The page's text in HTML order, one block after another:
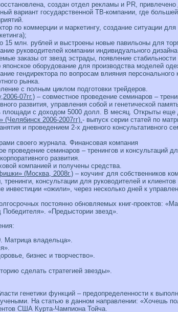
создан отдел рекламы и PR,
вариант государственной ТВ-компании, где
по коммерции и маркетингу, создание ситуации
15 млн. рублей и выстроены новые павильоны для
руководителей компании индивидуального
заказы от звезд эстрады, появление
оборудование для производства моделей
гендиректора по вопросам влияния
рынка.
с полным циклом подготовки трейдеров.
07гг.) – совместное проведение семинаров –
развития, управления собой и генетической
площади с доходом 5000 долл. В месяц. Открыты еще
2006-2007гг).- выпуск серии статей по
и проведением 2-х дневного консультативного
своего журнала. Финансовая компания
проведение семинаров – тренингов и консультаций
развития.
компанией и получены средства.
(Москва, 2008г.) – коучинг для собственников
консультации для руководителей и
инвестиции «ожили», через несколько дней к
постоянно обновляемых книг-проектов:
«Предыстории звезд».
Матрица владельца».
бизнес и творчество».
сделать стратегией звезды».
генетики функций – предопределенности к
На статью в данном направлении: «Хочешь
США Курта-Чампиона Тойча.